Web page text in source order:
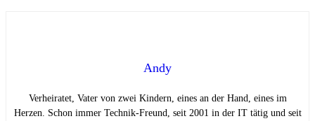
Andy
Verheiratet, Vater von zwei Kindern, eines an der Hand, eines im
Herzen. Schon immer Technik-Freund, seit 2001 in der IT tätig und seit